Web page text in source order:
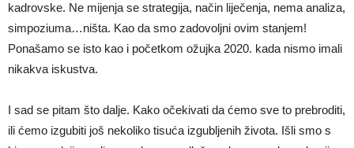
kadrovske. Ne mijenja se strategija, način liječenja, nema analiza,
simpoziuma…ništa. Kao da smo zadovoljni ovim stanjem!
Ponašamo se isto kao i početkom ožujka 2020. kada nismo imali
nikakva iskustva.
I sad se pitam što dalje. Kako očekivati da ćemo sve to prebroditi,
ili ćemo izgubiti još nekoliko tisuća izgubljenih života. Išli smo s